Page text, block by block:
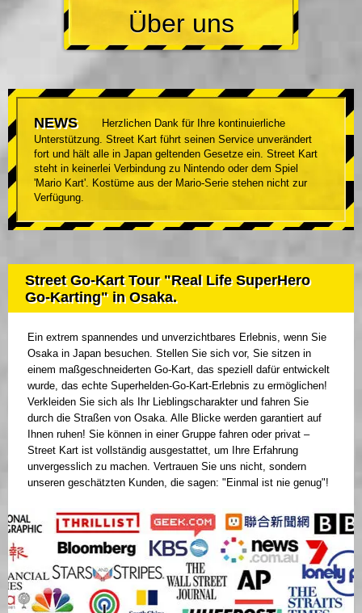
Über uns
NEWS
Herzlichen Dank für Ihre kontinuierliche
Unterstützung. Street Kart führt seinen Service unverändert
fort und hält alle in Japan geltenden Gesetze ein. Street Kart
steht in keinerlei Verbindung zu Nintendo oder dem Spiel
'Mario Kart'. Kostüme aus der Mario-Serie stehen nicht zur
Verfügung.
Street Go-Kart Tour "Real Life SuperHero
Go-Karting" in Osaka.
Ein extrem spannendes und unverzichtbares Erlebnis, wenn Sie
Osaka in Japan besuchen. Stellen Sie sich vor, Sie sitzen in
einem maßgeschneiderten Go-Kart, das speziell dafür entwickelt
wurde, das echte Superhelden-Go-Kart-Erlebnis zu ermöglichen!
Verkleiden Sie sich als Ihr Lieblingscharakter und fahren Sie
durch die Straßen von Osaka. Alle Blicke werden garantiert auf
Ihnen ruhen! Sie können in einer Gruppe fahren oder privat –
Street Kart ist vollständig ausgestattet, um Ihre Erfahrung
unvergesslich zu machen. Vertrauen Sie uns nicht, sondern
unseren geschätzten Kunden, die sagen: "Einmal ist nie genug"!